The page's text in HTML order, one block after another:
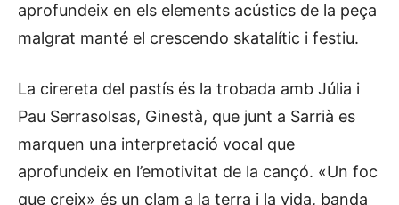
aprofundeix en els elements acústics de la peça
malgrat manté el crescendo skatalític i festiu.
La cirereta del pastís és la trobada amb Júlia i
Pau Serrasolsas, Ginestà, que junt a Sarrià es
marquen una interpretació vocal que
aprofundeix en l’emotivitat de la cançó. «Un foc
que creix» és un clam a la terra i la vida, banda